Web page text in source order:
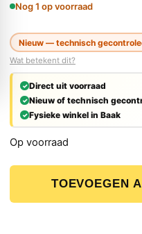
Nog 1 op voorraad
Nieuw — technisch
Wat betekent dit?
Direct uit voorraad
Nieuw of technisch
Fysieke winkel in Baak
Op voorraad
De Wit Trottoir
TOEVOEGEN